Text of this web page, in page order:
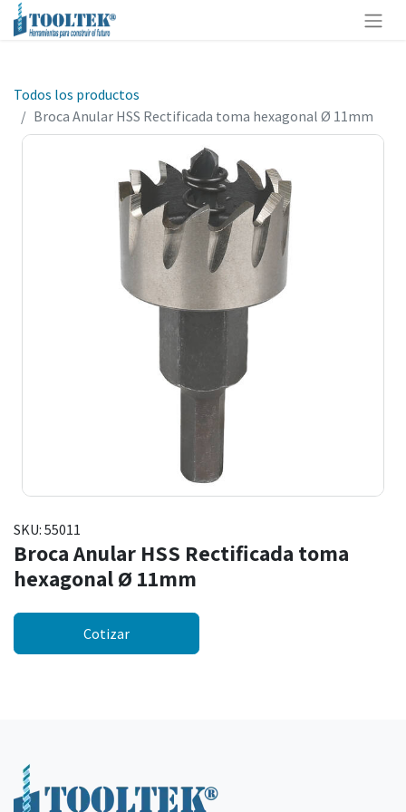
Todos los productos
Broca Anular HSS Rectificada toma hexagonal Ø 11mm
SKU: 55011
Broca Anular HSS Rectificada toma
hexagonal Ø 11mm
Cotizar